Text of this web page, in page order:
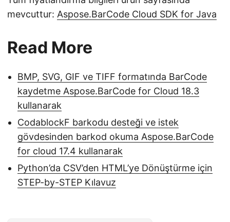
mevcuttur: Aspose.BarCode Cloud SDK for Java
Read More
BMP, SVG, GIF ve TIFF formatında BarCode
kaydetme Aspose.BarCode for Cloud 18.3
kullanarak
CodablockF barkodu desteği ve istek
gövdesinden barkod okuma Aspose.BarCode
for cloud 17.4 kullanarak
Python’da CSV’den HTML’ye Dönüştürme için
STEP-by-STEP Kılavuz